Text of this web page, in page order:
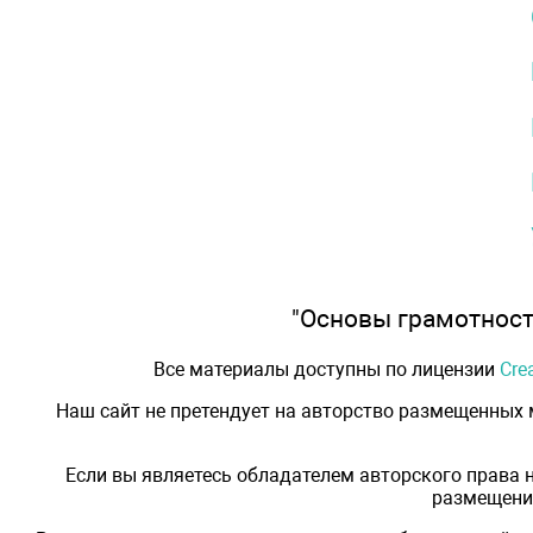
"Основы
Все материалы доступны по лицензии
Наш сайт не претендует на авторство
Если вы являетесь обладателем авторского